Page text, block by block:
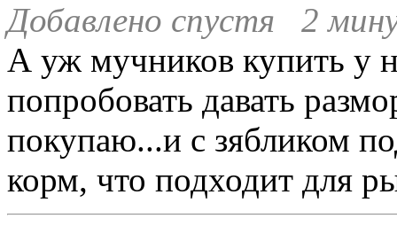
Добавлено спустя 2
А уж мучников купить у
попробовать давать
покупаю...и с зябликом
корм, что подходит для